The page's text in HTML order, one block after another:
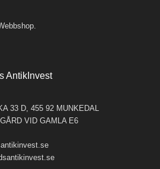
AntikInvest
33 D, 455 92 MUNKEDAL
VID GAMLA E6